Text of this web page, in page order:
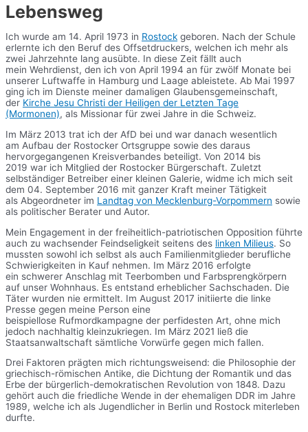
Lebensweg
Ich wurde am 14. April 1973 in Rostock geboren. Nach der Schule
erlernte ich den Beruf des Offsetdruckers, welchen ich mehr als
zwei Jahrzehnte lang ausübte. In diese Zeit fällt auch
mein Wehrdienst, den ich von April 1994 an für zwölf Monate bei
unserer Luftwaffe in Hamburg und Laage ableistete. Ab Mai 1997
ging ich im Dienste meiner damaligen Glaubensgemeinschaft,
der Kirche Jesu Christi der Heiligen der Letzten Tage
(Mormonen), als Missionar für zwei Jahre in die Schweiz.
Im März 2013 trat ich der AfD bei und war danach wesentlich
am Aufbau der Rostocker Ortsgruppe sowie des daraus
hervorgegangenen Kreisverbandes beteiligt. Von 2014 bis
2019 war ich Mitglied der Rostocker Bürgerschaft. Zuletzt
selbständiger Betreiber einer kleinen Galerie, widme ich mich seit
dem 04. September 2016 mit ganzer Kraft meiner Tätigkeit
als Abgeordneter im Landtag von Mecklenburg-Vorpommern sowie
als politischer Berater und Autor.
Mein Engagement in der freiheitlich-patriotischen Opposition führte
auch zu wachsender Feindseligkeit seitens des linken Milieus. So
mussten sowohl ich selbst als auch Familienmitglieder berufliche
Schwierigkeiten in Kauf nehmen. Im März 2016 erfolgte
ein schwerer Anschlag mit Teerbomben und Farbsprengkörpern
auf unser Wohnhaus. Es entstand erheblicher Sachschaden. Die
Täter wurden nie ermittelt. Im August 2017 initiierte die linke
Presse gegen meine Person eine
beispiellose Rufmordkampagne der perfidesten Art, ohne mich
jedoch nachhaltig kleinzukriegen. Im März 2021 ließ die
Staatsanwaltschaft sämtliche Vorwürfe gegen mich fallen.
Drei Faktoren prägten mich richtungsweisend: die Philosophie der
griechisch-römischen Antike, die Dichtung der Romantik und das
Erbe der bürgerlich-demokratischen Revolution von 1848. Dazu
gehört auch die friedliche Wende in der ehemaligen DDR im Jahre
1989, welche ich als Jugendlicher in Berlin und Rostock miterleben
durfte.